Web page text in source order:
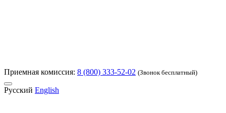
Приемная комиссия: 8 (800) 333-52-02 (Звонок бесплатный)
Русский English